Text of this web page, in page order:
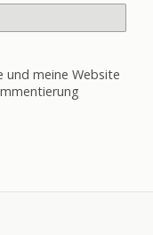
und meine Website